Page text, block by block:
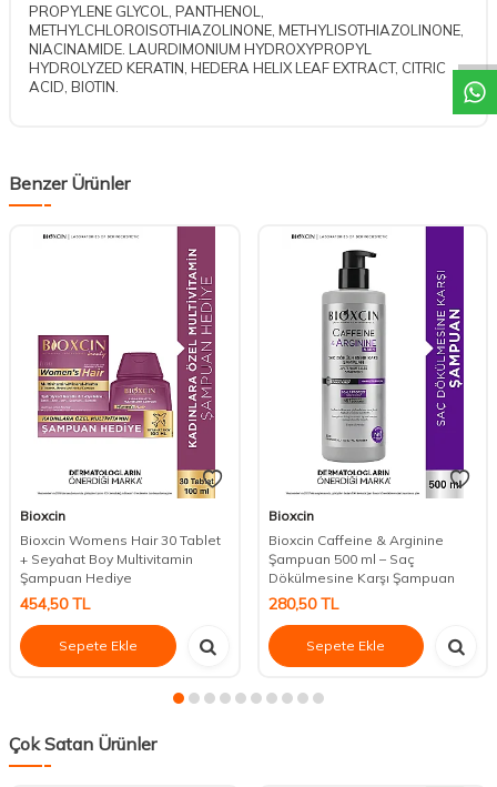
PROPYLENE GLYCOL, PANTHENOL,
METHYLCHLOROISOTHIAZOLINONE, METHYLISOTHIAZOLINONE,
NIACINAMIDE. LAURDIMONIUM HYDROXYPROPYL
HYDROLYZED KERATIN, HEDERA HELIX LEAF EXTRACT, CITRIC
ACID, BIOTIN.
Benzer Ürünler
Bioxcin
Bioxcin Womens Hair 30 Tablet
+ Seyahat Boy Multivitamin
Şampuan Hediye
454,50TL
Sepete Ekle
Bioxcin
Bioxcin Caffeine & Arginine
Şampuan 500 ml – Saç
Dökülmesine Karşı Şampuan
280,50TL
Sepete Ekle
Çok Satan Ürünler